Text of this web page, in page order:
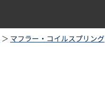
＞ マフラー・コイルスプリング